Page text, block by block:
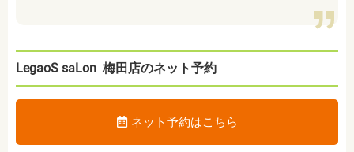
LegaoS saLon 梅田店のネット予約
ネット予約はこちら